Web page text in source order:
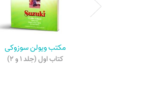
مکتب ویولن سوزوکی
کتاب اول (جلد ۱ و ۲)